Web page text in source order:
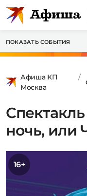
ПОКАЗАТЬ СОБЫТИЯ
Афиша КП
Москва
ночь, или
16+